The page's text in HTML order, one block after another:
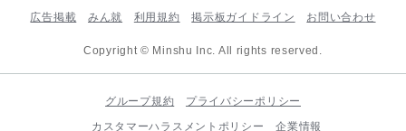
広告掲載 みん就 利用規約 掲示板ガイドライン お問い合わせ
Copyright © Minshu Inc. All rights reserved.
グループ規約
プライバシーポリシー
カスタマーハラスメントポリシー
企業情報